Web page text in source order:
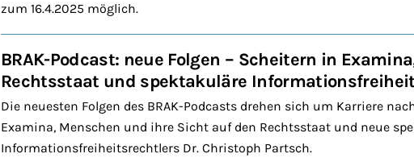
zum 16.4.2025 möglich.
BRAK-Podcast: neue Folgen – Scheitern in
Rechtsstaat und spektakuläre
Die neuesten Folgen des BRAK-Podcasts drehen sich um Karriere
Examina, Menschen und ihre Sicht auf den Rechtsstaat und neue
Informationsfreiheitsrechtlers Dr. Christoph Partsch.